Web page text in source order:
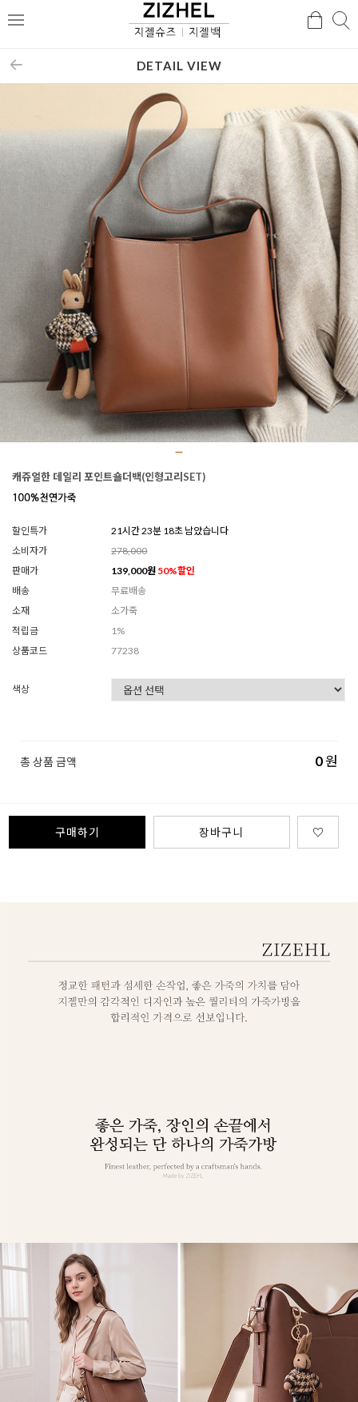
메
검
DETAIL VIEW
캐쥬얼한 데일리 포인트숄더백(인형고리SET)
할인특가
21시간 23분 15초 남았습니다
소비자가
278,000
판매가
139,000원 50%할인
배송
무료배송
소재
소가죽
적립금
1%
상품코드
77238
색상
총 상품 금액 0원
구매하기 장바구니 ♡